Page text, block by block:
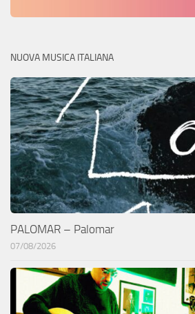
NUOVA MUSICA ITALIANA
PALOMAR – Palomar
07/08/2026